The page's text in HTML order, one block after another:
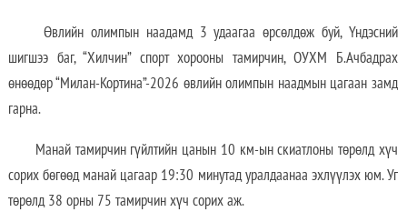
Өвлийн олимпын наадамд 3 удаагаа өрсөлдөж буй, Үндэсний
шигшээ баг, “Хилчин” спорт хорооны тамирчин, ОУХМ Б.Ачбадрах
өнөөдөр “Милан-Кортина”-2026 өвлийн олимпын наадмын цагаан замд
гарна.
Манай тамирчин гүйлтийн цанын 10 км-ын скиатлоны төрөлд хүч
сорих бөгөөд манай цагаар 19:30 минутад уралдаанаа эхлүүлэх юм. Уг
төрөлд 38 орны 75 тамирчин хүч сорих аж.